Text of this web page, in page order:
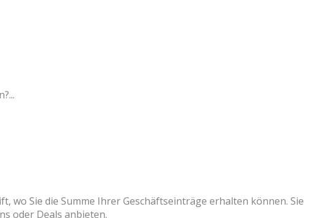
Sie die Summe Ihrer Geschäftseinträge erhalten können. Sie
oder Deals anbieten.